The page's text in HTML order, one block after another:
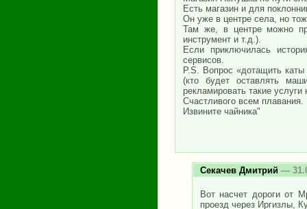
Есть магазин и для
Он уже в центре села, но
Там же, в центре можно
инструмент и т.д.).
Если приключилась
сервисов.
P.S. Вопрос «дотащить
(кто будет оставлять
рекламировать такие услуги
Счастливого всем
Извините чайника"
Секачев Дмитрий —
Вот насчет дороги от
проезд через Иргизлы,